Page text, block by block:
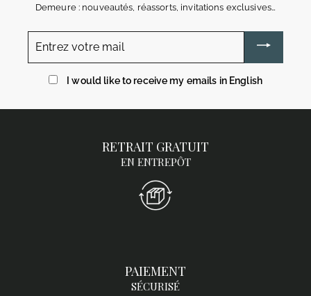
Demeure : nouveautés, réassorts, invitations exclusives…
mail
I would like to receive my emails in English
RETRAIT GRATUIT
EN ENTREPÔT
PAIEMENT
SÉCURISÉ